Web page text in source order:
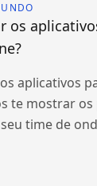
os
aplicativos
te mostrar
time de